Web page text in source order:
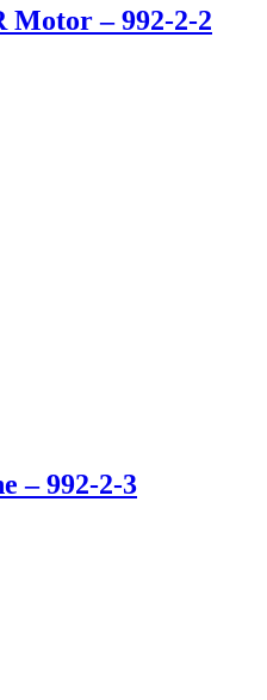
Motor – 992-2-2
– 992-2-3